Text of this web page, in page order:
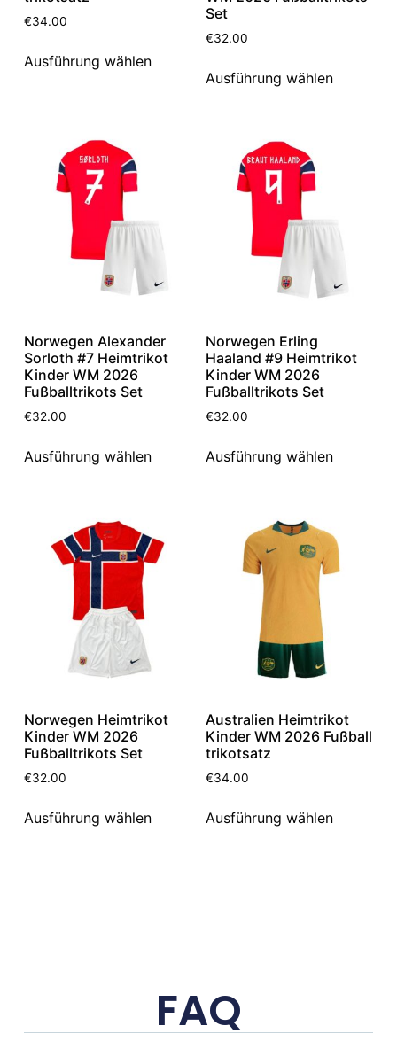
€34.00
Ausführung wählen
Set
€32.00
Ausführung wählen
Norwegen Alexander
Sorloth #7 Heimtrikot
Kinder WM 2026
Fußballtrikots Set
€32.00
Ausführung wählen
Norwegen Erling
Haaland #9 Heimtrikot
Kinder WM 2026
Fußballtrikots Set
€32.00
Ausführung wählen
Norwegen Heimtrikot
Kinder WM 2026
Fußballtrikots Set
€32.00
Ausführung wählen
Australien Heimtrikot
Kinder WM 2026 Fußball
trikotsatz
€34.00
Ausführung wählen
FAQ